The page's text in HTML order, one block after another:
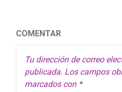
COMENTAR
Tu dirección de correo
publicada. Los campos
marcados con *